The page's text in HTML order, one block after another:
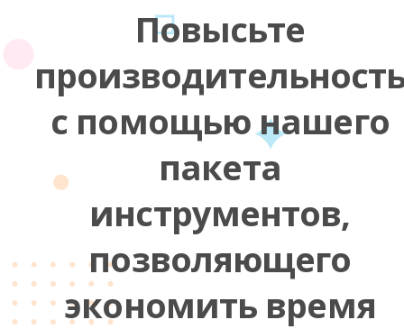
Повысьте
с помощью нашего
пакета
инструментов,
позволяющего
экономить время